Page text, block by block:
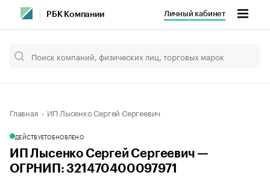
РБК Компании Личный кабинет
Главная ИП Лысенко Сергей Сергеевич
ДЕЙСТВУЕТОБНОВЛЕНО
ИП Лысенко Сергей Сергеевич —
ОГРНИП: 321470400097971